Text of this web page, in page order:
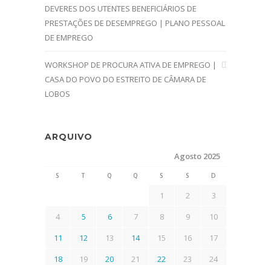
DEVERES DOS UTENTES BENEFICIÁRIOS DE
PRESTAÇÕES DE DESEMPREGO | PLANO PESSOAL
DE EMPREGO
WORKSHOP DE PROCURA ATIVA DE EMPREGO |
CASA DO POVO DO ESTREITO DE CÂMARA DE
LOBOS
ARQUIVO
Agosto 2025
S T Q Q S S D
1 2
3
4
5 6 7 8 9
10
11
12 13 14 15 16
17
18
19 20 21 22 23
24